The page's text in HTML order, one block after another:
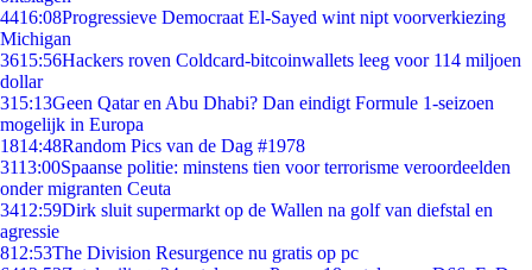
4416:08Progressieve Democraat El-Sayed wint nipt voorverkiezing
Michigan
3615:56Hackers roven Coldcard-bitcoinwallets leeg voor 114 miljoen
dollar
315:13Geen Qatar en Abu Dhabi? Dan eindigt Formule 1-seizoen
mogelijk in Europa
1814:48Random Pics van de Dag #1978
3113:00Spaanse politie: minstens tien voor terrorisme veroordeelden
onder migranten Ceuta
3412:59Dirk sluit supermarkt op de Wallen na golf van diefstal en
agressie
812:53The Division Resurgence nu gratis op pc